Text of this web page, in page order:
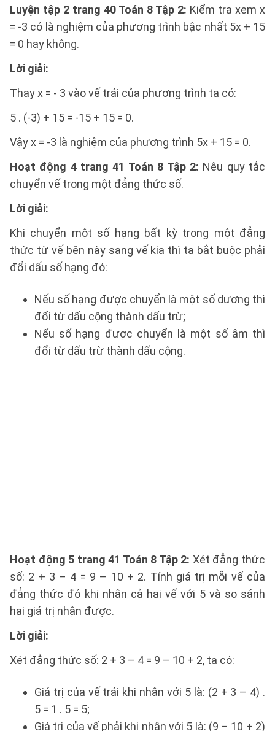
Luyện tập 2 trang 40 Toán 8 Tập 2: Kiểm tra xem x
= -3 có là nghiệm của phương trình bậc nhất 5x + 15
= 0 hay không.
Lời giải:
Thay x = - 3 vào vế trái của phương trình ta có:
5 . (-3) + 15 = -15 + 15 = 0.
Vậy x = -3 là nghiệm của phương trình 5x + 15 = 0.
Hoạt động 4 trang 41 Toán 8 Tập 2: Nêu quy tắc
chuyển vế trong một đẳng thức số.
Lời giải:
Khi chuyển một số hạng bất kỳ trong một đẳng
thức từ vế bên này sang vế kia thì ta bắt buộc phải
đổi dấu số hạng đó:
Nếu số hạng được chuyển là một số dương thì
đổi từ dấu cộng thành dấu trừ;
Nếu số hạng được chuyển là một số âm thì
đổi từ dấu trừ thành dấu cộng.
Hoạt động 5 trang 41 Toán 8 Tập 2: Xét đẳng thức
số: 2 + 3 – 4 = 9 – 10 + 2. Tính giá trị mỗi vế của
đẳng thức đó khi nhân cả hai vế với 5 và so sánh
hai giá trị nhận được.
Lời giải:
Xét đẳng thức số: 2 + 3 – 4 = 9 – 10 + 2, ta có:
Giá trị của vế trái khi nhân với 5 là: (2 + 3 – 4) .
5 = 1 . 5 = 5;
Giá trị của vế phải khi nhân với 5 là: (9 – 10 + 2)